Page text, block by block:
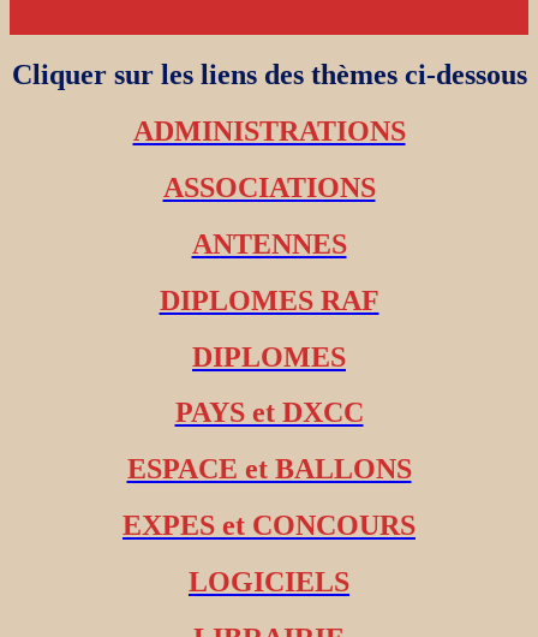
Cliquer sur les liens des thèmes ci-dessous
ADMINISTRATIONS
ASSOCIATIONS
ANTENNES
DIPLOMES RAF
DIPLOMES
PAYS et DXCC
ESPACE et BALLONS
EXPES et CONCOURS
LOGICIELS